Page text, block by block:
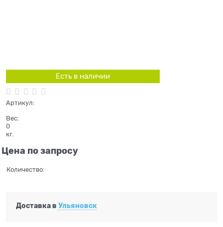
Есть в наличии
Артикул:
Вес:
0
кг.
Цена по запросу
Количество:
Доставка в Ульяновск